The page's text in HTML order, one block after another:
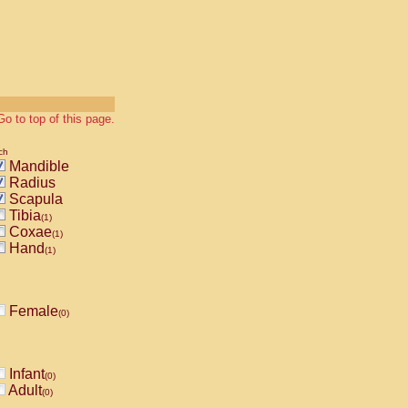
to top of this page.
Mandible
Radius
Scapula
Tibia(1)
Coxae(1)
Hand(1)
Female(0)
Infant(0)
Adult(0)